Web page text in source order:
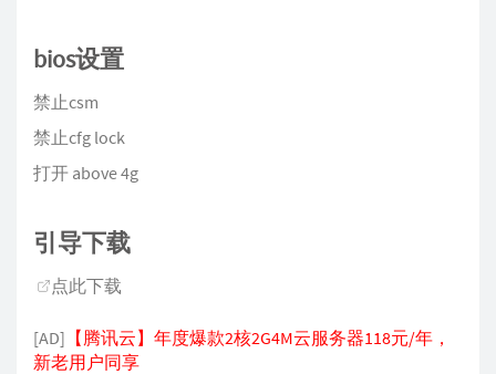
bios设置
禁止csm
禁止cfg lock
打开 above 4g
引导下载
点此下载
[AD] 【腾讯云】年度爆款2核2G4M云服务器118元/年，
新老用户同享